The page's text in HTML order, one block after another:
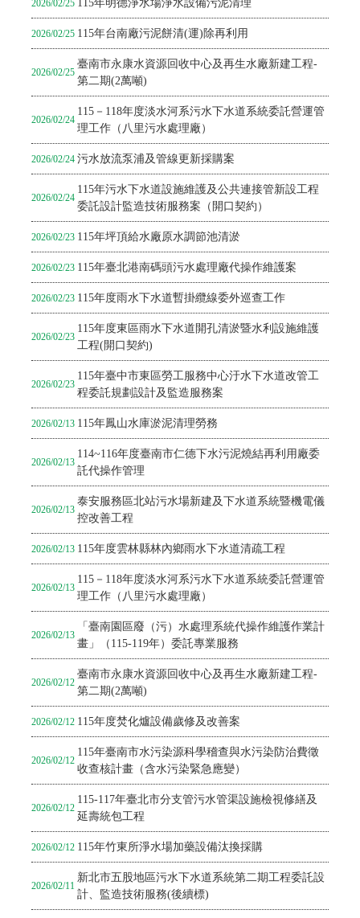
2026/02/25 115年明德淨水場淨水設備污泥清理
2026/02/25 115年台南廠污泥餅清(運)除再利用
2026/02/25
臺南市永康水資源回收中心及再生水廠新建工程-
第二期(2萬噸)
2026/02/24
115－118年度淡水河系污水下水道系統委託營運管
理工作（八里污水處理廠）
2026/02/24 污水放流泵浦及管線更新採購案
2026/02/24
115年污水下水道設施維護及公共連接管新設工程
委託設計監造技術服務案（開口契約）
2026/02/23 115年坪頂給水廠原水調節池清淤
2026/02/23 115年臺北港南碼頭污水處理廠代操作維護案
2026/02/23 115年度雨水下水道暫掛纜線委外巡查工作
2026/02/23
115年度東區雨水下水道開孔清淤暨水利設施維護
工程(開口契約)
2026/02/23
115年臺中市東區勞工服務中心汙水下水道改管工
程委託規劃設計及監造服務案
2026/02/13 115年鳳山水庫淤泥清理勞務
2026/02/13
114~116年度臺南市仁德下水污泥燒結再利用廠委
託代操作管理
2026/02/13
泰安服務區北站污水場新建及下水道系統暨機電儀
控改善工程
2026/02/13 115年度雲林縣林內鄉雨水下水道清疏工程
2026/02/13
115－118年度淡水河系污水下水道系統委託營運管
理工作（八里污水處理廠）
2026/02/13
「臺南園區廢（污）水處理系統代操作維護作業計
畫」（115-119年）委託專業服務
2026/02/12
臺南市永康水資源回收中心及再生水廠新建工程-
第二期(2萬噸)
2026/02/12 115年度焚化爐設備歲修及改善案
2026/02/12
115年臺南市水污染源科學稽查與水污染防治費徵
收查核計畫（含水污染緊急應變）
2026/02/12
115-117年臺北市分支管污水管渠設施檢視修繕及
延壽統包工程
2026/02/12 115年竹東所淨水場加藥設備汰換採購
2026/02/11
新北市五股地區污水下水道系統第二期工程委託設
計、監造技術服務(後續標)